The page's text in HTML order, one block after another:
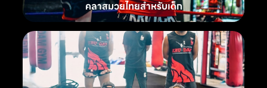
คลาสมวยไทยสำหรับเด็ก